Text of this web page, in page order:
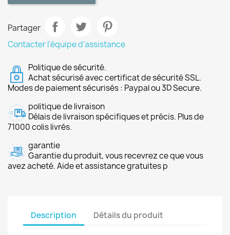
Partager
Contacter l'équipe d'assistance
Politique de sécurité.
Achat sécurisé avec certificat de sécurité SSL.
Modes de paiement sécurisés : Paypal ou 3D Secure.
politique de livraison
Délais de livraison spécifiques et précis. Plus de
71000 colis livrés.
garantie
Garantie du produit, vous recevrez ce que vous
avez acheté. Aide et assistance gratuites p
Description Détails du produit